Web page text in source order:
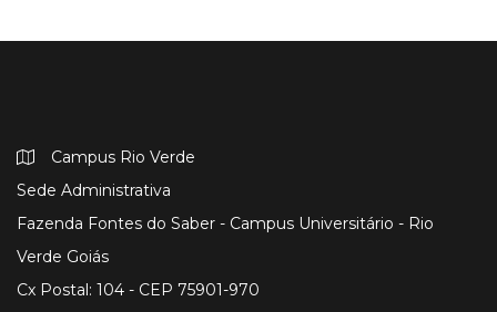
Campus Rio Verde
Sede Administrativa
Fazenda Fontes do Saber - Campus Universitário - Rio
Verde Goiás
Cx Postal: 104 - CEP 75901-970